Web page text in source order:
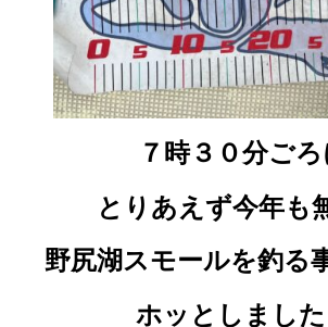
７時３０分ご
とりあえず今年も
野尻湖スモールを釣る
ホッとしました